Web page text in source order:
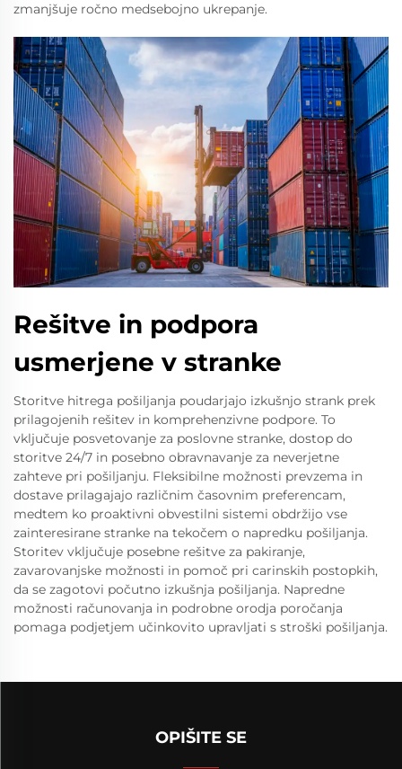
zmanjšuje ročno medsebojno ukrepanje.
Rešitve in podpora
usmerjene v stranke
Storitve hitrega pošiljanja poudarjajo izkušnjo strank prek
prilagojenih rešitev in komprehenzivne podpore. To
vključuje posvetovanje za poslovne stranke, dostop do
storitve 24/7 in posebno obravnavanje za neverjetne
zahteve pri pošiljanju. Fleksibilne možnosti prevzema in
dostave prilagajajo različnim časovnim preferencam,
medtem ko proaktivni obvestilni sistemi obdržijo vse
zainteresirane stranke na tekočem o napredku pošiljanja.
Storitev vključuje posebne rešitve za pakiranje,
zavarovanjske možnosti in pomoč pri carinskih postopkih,
da se zagotovi počutno izkušnja pošiljanja. Napredne
možnosti računovanja in podrobne orodja poročanja
pomaga podjetjem učinkovito upravljati s stroški pošiljanja.
OPIŠITE SE